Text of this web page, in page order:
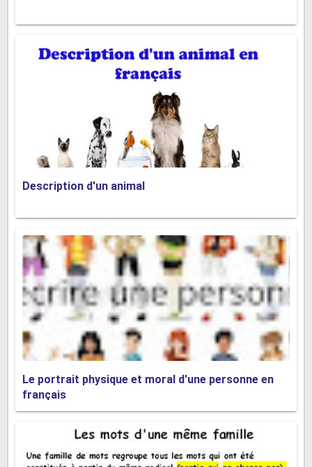
Description d'un animal
Le portrait physique et moral d'une personne en
français